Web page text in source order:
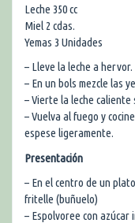
Leche 350 cc
Miel 2 cdas.
Yemas 3 Unidades
– Lleve la leche a hervor.
– En un bols mezcle las
– Vierte la leche
– Vuelva al fuego y
espese ligeramente.
Presentación
– En el centro de un
fritelle (buñuelo)
– Espolvoree con azúcar